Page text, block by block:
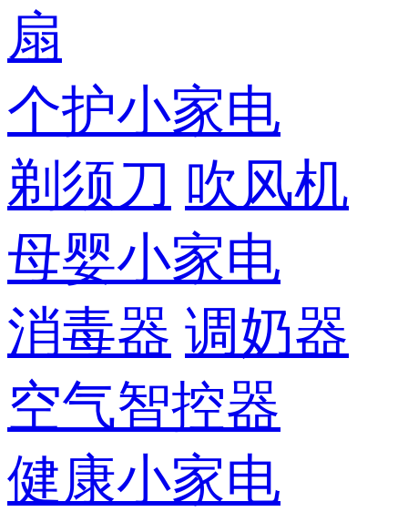
扇
个护小家电
剃须刀 吹风机
母婴小家电
消毒器 调奶器
空气智控器
健康小家电